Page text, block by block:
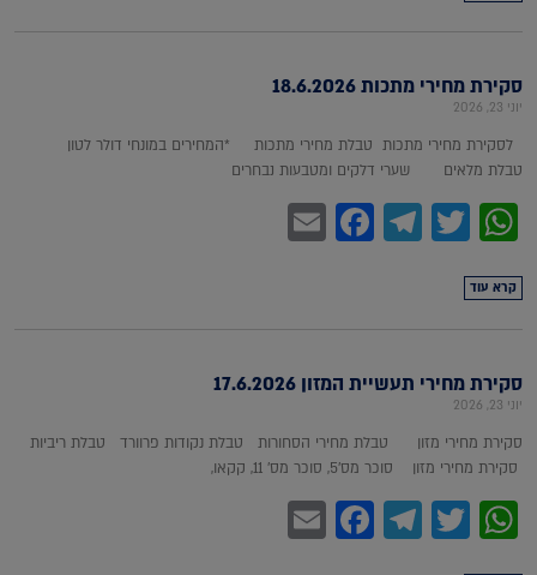
סקירת מחירי מתכות 18.6.2026
יוני 23, 2026
לסקירת מחירי מתכות טבלת מחירי מתכות *המחירים במונחי דולר לטון
טבלת מלאים שערי דלקים ומטבעות נבחרים
WhatsApp
Twitter
Telegram
Facebook
קרא עוד
סקירת מחירי תעשיית המזון 17.6.2026
יוני 23, 2026
סקירת מחירי מזון טבלת מחירי הסחורות טבלת נקודות פרוורד טבלת ריביות
סקירת מחירי מזון סוכר מס'5, סוכר מס' 11, קקאו,
WhatsApp
Twitter
Telegram
Facebook